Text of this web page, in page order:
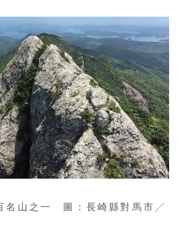
名山之一 圖：長崎縣對馬市╱